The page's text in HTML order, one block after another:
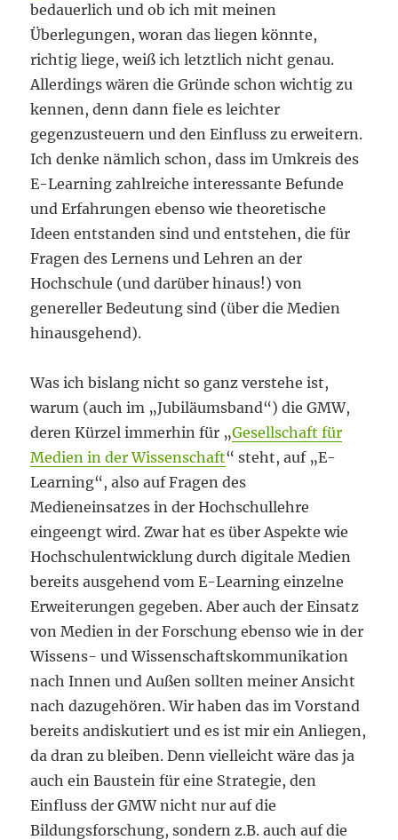
bedauerlich und ob ich mit meinen
Überlegungen, woran das liegen könnte,
richtig liege, weiß ich letztlich nicht genau.
Allerdings wären die Gründe schon wichtig zu
kennen, denn dann fiele es leichter
gegenzusteuern und den Einfluss zu erweitern.
Ich denke nämlich schon, dass im Umkreis des
E-Learning zahlreiche interessante Befunde
und Erfahrungen ebenso wie theoretische
Ideen entstanden sind und entstehen, die für
Fragen des Lernens und Lehren an der
Hochschule (und darüber hinaus!) von
genereller Bedeutung sind (über die Medien
hinausgehend).
Was ich bislang nicht so ganz verstehe ist,
warum (auch im „Jubiläumsband“) die GMW,
deren Kürzel immerhin für „Gesellschaft für
Medien in der Wissenschaft“ steht, auf „E-
Learning“, also auf Fragen des
Medieneinsatzes in der Hochschullehre
eingeengt wird. Zwar hat es über Aspekte wie
Hochschulentwicklung durch digitale Medien
bereits ausgehend vom E-Learning einzelne
Erweiterungen gegeben. Aber auch der Einsatz
von Medien in der Forschung ebenso wie in der
Wissens- und Wissenschaftskommunikation
nach Innen und Außen sollten meiner Ansicht
nach dazugehören. Wir haben das im Vorstand
bereits andiskutiert und es ist mir ein Anliegen,
da dran zu bleiben. Denn vielleicht wäre das ja
auch ein Baustein für eine Strategie, den
Einfluss der GMW nicht nur auf die
Bildungsforschung, sondern z.B. auch auf die